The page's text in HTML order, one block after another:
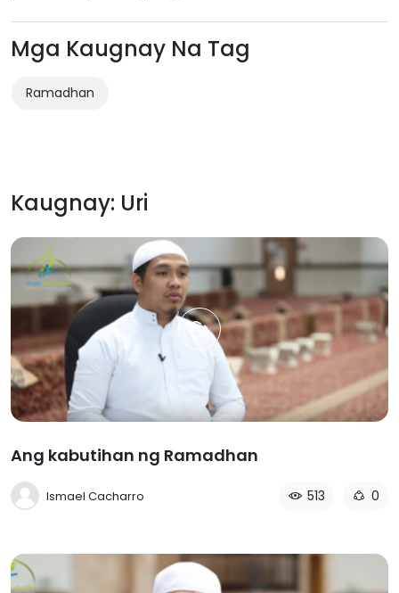
Mga Kaugnay Na Tag
Ramadhan
Kaugnay: Uri
Ang kabutihan ng Ramadhan
Ismael Cacharro 513 0